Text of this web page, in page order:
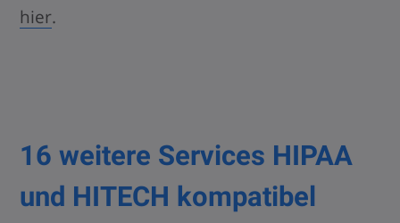
hier.
16 weitere Services HIPAA
und HITECH kompatibel